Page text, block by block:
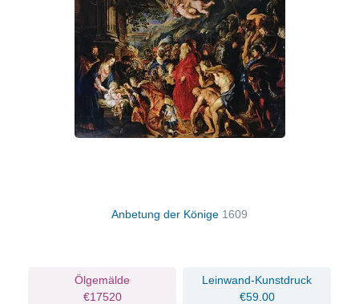
Anbetung der Könige 1609
Ölgemälde
€17520
Leinwand-Kunstdruck
€59.00